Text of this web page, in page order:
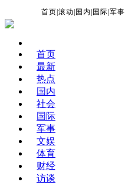
首页 |滚动 国内 国际 |军事
首页
最新
热点
国内
社会
国际
军事
文娱
体育
财经
访谈